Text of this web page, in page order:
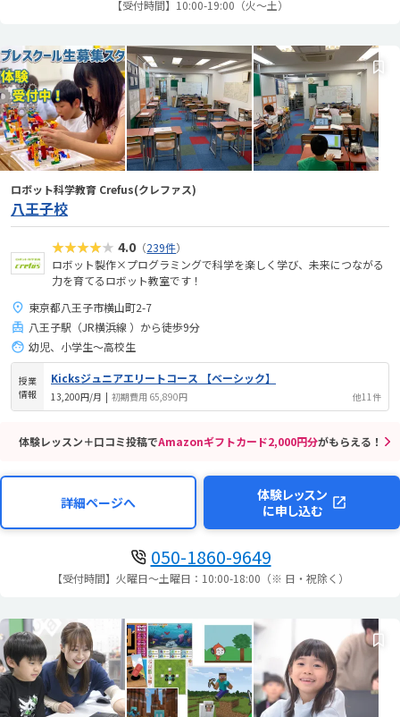
【受付時間】10:00-19:00（火～土）
ロボット科学教育 Crefus(クレファス)
八王子校
★★★★★ 4.0 （239件）
ロボット製作×プログラミングで科学を楽しく学び、未来につながる
力を育てるロボット教室です！
東京都八王子市横山町2-7
八王子駅（JR横浜線 ）から徒歩9分
幼児、小学生〜高校生
授業
情報
Kicksジュニアエリートコース 【ベーシック】
13,200円/月 | 初期費用 65,890円 他11件
体験レッスン＋口コミ投稿でAmazonギフトカード2,000円分がもらえる！
詳細ページへ
体験レッスン
に申し込む
050-1860-9649
【受付時間】火曜日～土曜日：10:00-18:00（※ 日・祝除く）